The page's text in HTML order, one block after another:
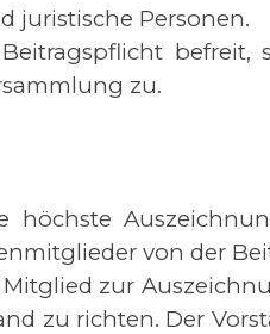
juristische Personen.
zu.
höchste
von der
zur
zu richten. Der